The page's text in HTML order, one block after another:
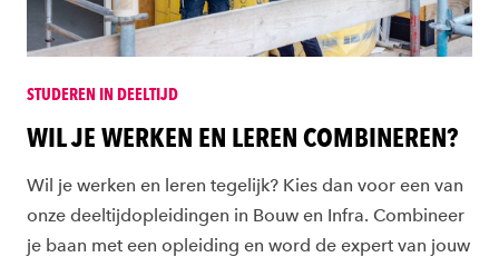
STUDEREN IN DEELTIJD
WIL JE WERKEN EN LEREN COMBINEREN?
Wil je werken en leren tegelijk? Kies dan voor een van
onze deeltijdopleidingen in Bouw en Infra. Combineer
je baan met een opleiding en word de expert van jouw